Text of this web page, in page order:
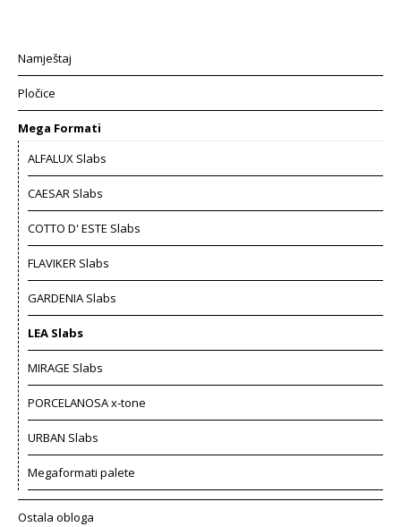
Namještaj
Pločice
Mega Formati
ALFALUX Slabs
CAESAR Slabs
COTTO D' ESTE Slabs
FLAVIKER Slabs
GARDENIA Slabs
LEA Slabs
MIRAGE Slabs
PORCELANOSA x-tone
URBAN Slabs
Megaformati palete
Ostala obloga